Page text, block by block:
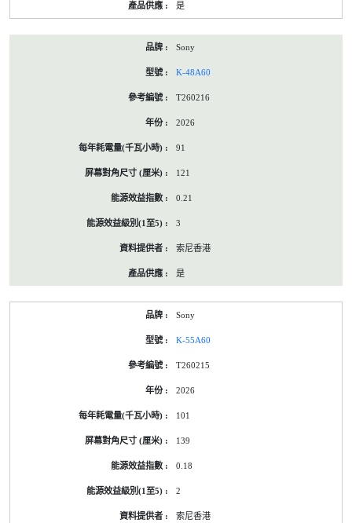
是
Sony
K-48A60
T260216
2026
91
121
0.21
3
索尼香港
是
Sony
K-55A60
T260215
2026
101
139
0.18
2
索尼香港